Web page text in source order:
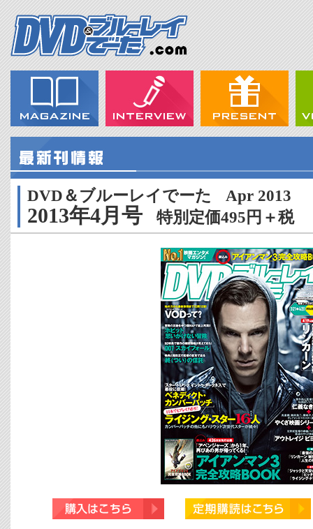
DVD＆ブルーレイでーた Apr 2013
2013年4月号 特別定価495円＋税